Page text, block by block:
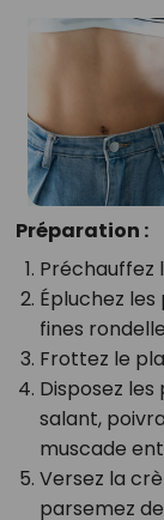
Préparation :
Préchauffez
Épluchez
fines
Frottez le
Disposez
salant,
muscade
Versez la
parsemez